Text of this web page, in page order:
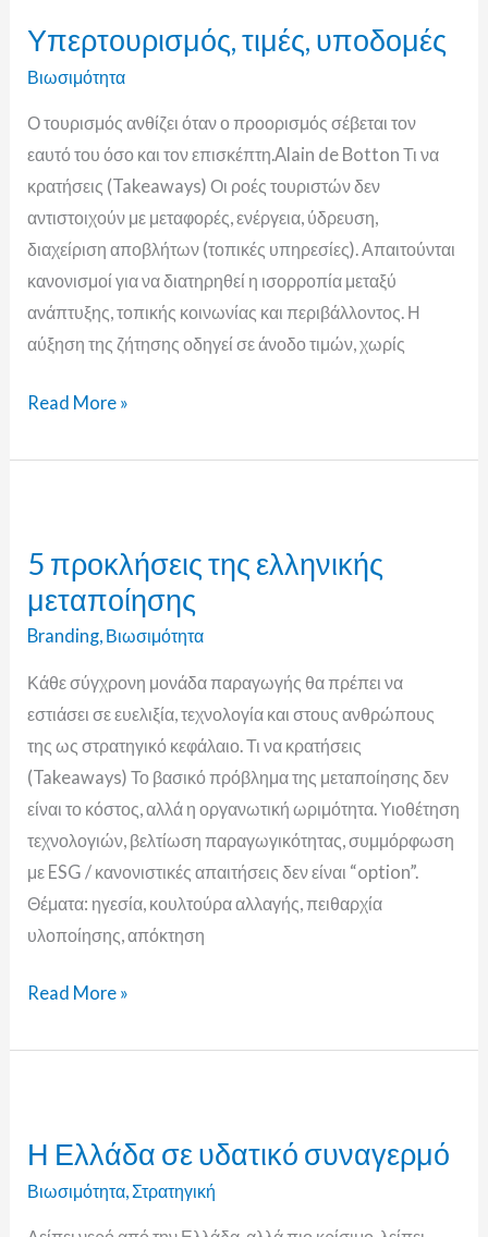
Υπερτουρισμός, τιμές, υποδομές
Βιωσιμότητα
Ο τουρισμός ανθίζει όταν ο προορισμός σέβεται τον
εαυτό του όσο και τον επισκέπτη.Alain de Botton Τι να
κρατήσεις (Takeaways) Οι ροές τουριστών δεν
αντιστοιχούν με μεταφορές, ενέργεια, ύδρευση,
διαχείριση αποβλήτων (τοπικές υπηρεσίες). Απαιτούνται
κανονισμοί για να διατηρηθεί η ισορροπία μεταξύ
ανάπτυξης, τοπικής κοινωνίας και περιβάλλοντος. Η
αύξηση της ζήτησης οδηγεί σε άνοδο τιμών, χωρίς
υποδομές
Read More »
5 προκλήσεις της ελληνικής
μεταποίησης
Branding, Βιωσιμότητα
Κάθε σύγχρονη μονάδα παραγωγής θα πρέπει να
εστιάσει σε ευελιξία, τεχνολογία και στους ανθρώπους
της ως στρατηγικό κεφάλαιο. Τι να κρατήσεις
(Takeaways) Το βασικό πρόβλημα της μεταποίησης δεν
είναι το κόστος, αλλά η οργανωτική ωριμότητα. Υιοθέτηση
τεχνολογιών, βελτίωση παραγωγικότητας, συμμόρφωση
με ESG / κανονιστικές απαιτήσεις δεν είναι “option”.
Θέματα: ηγεσία, κουλτούρα αλλαγής, πειθαρχία
υλοποίησης, απόκτηση
της
ελληνικής
μεταποίησης
Read More »
Η Ελλάδα σε υδατικό συναγερμό
Βιωσιμότητα Στρατηγική
σε
υδατικό